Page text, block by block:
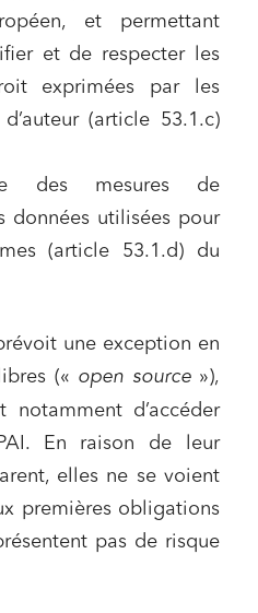
et permettant
et de respecter les
exprimées par les
(article 53.1.c)
des mesures de
données utilisées pour
(article 53.1.d) du
une exception en
(« open source »),
notamment d’accéder
En raison de leur
elles ne se voient
premières obligations
pas de risque